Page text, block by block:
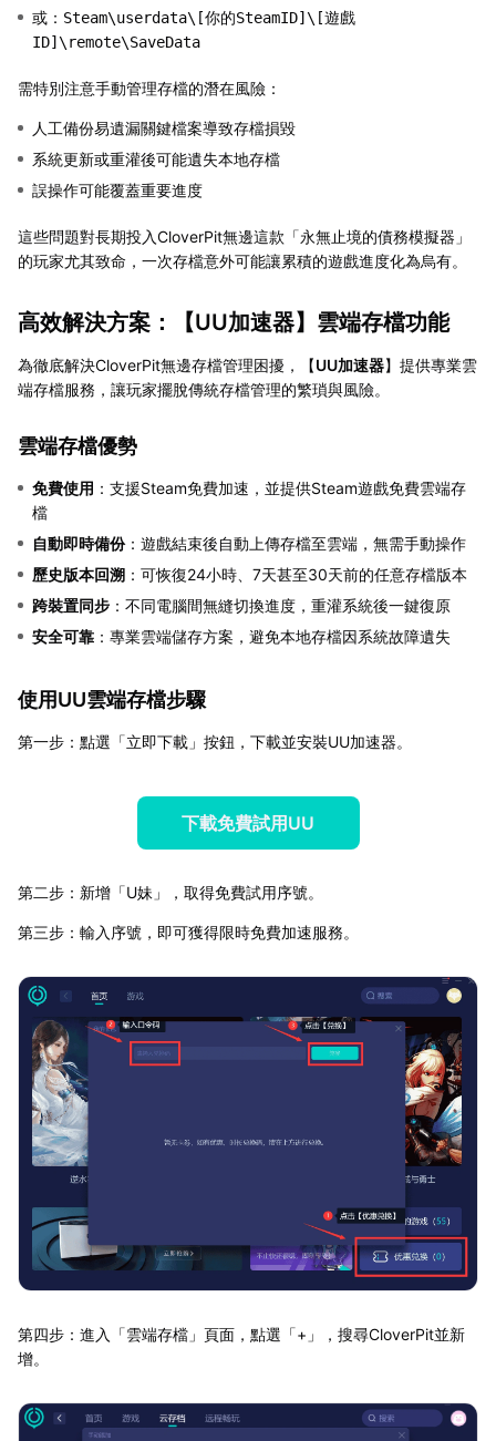
或： Steam\userdata\[你的SteamID]\[遊戲
ID]\remote\SaveData
需特別注意手動管理存檔的潛在風險：
人工備份易遺漏關鍵檔案導致存檔損毀
系統更新或重灌後可能遺失本地存檔
誤操作可能覆蓋重要進度
這些問題對長期投入CloverPit無邊這款「永無止境的債務模擬器」
的玩家尤其致命，一次存檔意外可能讓累積的遊戲進度化為烏有。
高效解決方案：【UU加速器】雲端存檔功能
為徹底解決CloverPit無邊存檔管理困擾，【UU加速器】提供專業雲
端存檔服務，讓玩家擺脫傳統存檔管理的繁瑣與風險。
雲端存檔優勢
免費使用 ：支援Steam免費加速，並提供Steam遊戲免費雲端存
檔
自動即時備份：遊戲結束後自動上傳存檔至雲端，無需手動操作
歷史版本回溯 ：可恢復24小時、7天甚至30天前的任意存檔版本
跨裝置同步 ：不同電腦間無縫切換進度，重灌系統後一鍵復原
安全可靠 ：專業雲端儲存方案，避免本地存檔因系統故障遺失
使用UU雲端存檔步驟
第一步：點選「立即下載」按鈕，下載並安裝UU加速器。
下載免費試用UU
第二步：新增「U妹」，取得免費試用序號。
第三步：輸入序號，即可獲得限時免費加速服務。
第四步：進入「雲端存檔」頁面，點選「+」，搜尋CloverPit並新
增。